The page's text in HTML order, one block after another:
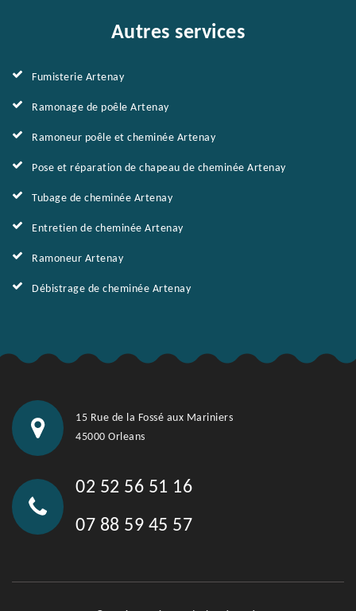
Autres services
Fumisterie Artenay
Ramonage de poêle Artenay
Ramoneur poêle et cheminée Artenay
Pose et réparation de chapeau de cheminée Artenay
Tubage de cheminée Artenay
Entretien de cheminée Artenay
Ramoneur Artenay
Débistrage de cheminée Artenay
15 Rue de la Fossé aux Mariniers
45000 Orleans
02 52 56 51 16
07 88 59 45 57